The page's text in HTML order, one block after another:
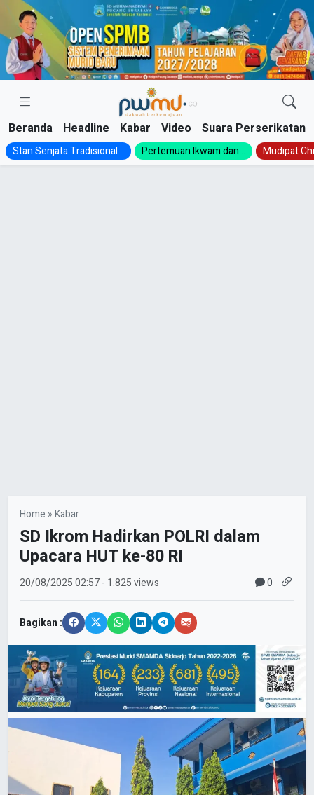
Skip
content
Beranda Headline Kabar Video Suara Perserikatan
Stan Senjata Tradisional... Pertemuan Ikwam dan... Mudipat
Home »Kabar
SD Ikrom Hadirkan POLRI dalam
Upacara HUT ke-80 RI
20/08/202502:57- 1.825 views 0
Bagikan :